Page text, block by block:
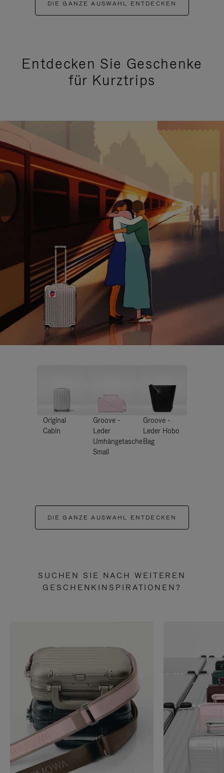
DIE GANZE AUSWAHL ENTDECKEN
Entdecken Sie Geschenke
für Kurztrips
Original
Cabin
Groove -
Leder
Umhängetasche
Small
Groove -
Leder Hobo
Bag
DIE GANZE AUSWAHL ENTDECKEN
SUCHEN SIE NACH WEITEREN
GESCHENKINSPIRATIONEN?